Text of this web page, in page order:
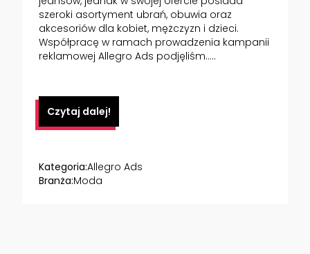
szeroki asortyment ubrań, obuwia oraz
akcesoriów dla kobiet, mężczyzn i dzieci.
Współpracę w ramach prowadzenia kampanii
reklamowej Allegro Ads podjęliśm.....
Czytaj dalej!
Kategoria:Allegro Ads
Branża:Moda